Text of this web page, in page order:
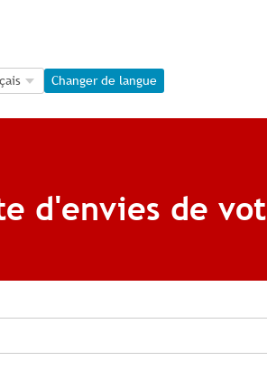
Selection
Selection
Changer de langue
d'envies de